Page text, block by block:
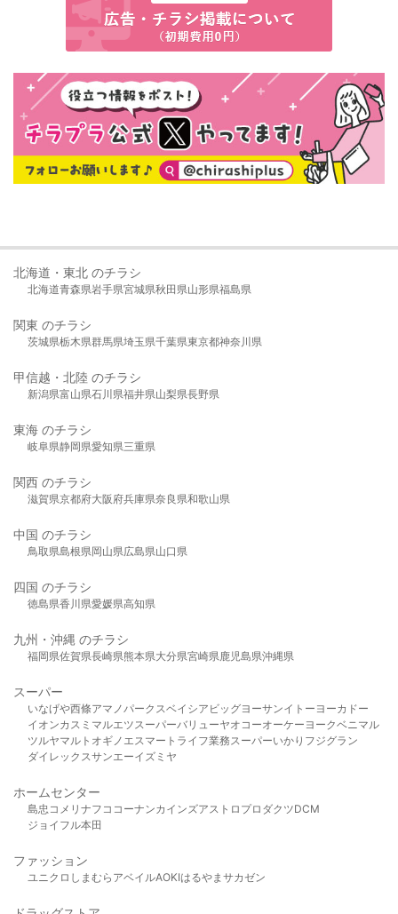
北海道・東北 のチラシ
北海道青森県岩手県宮城県秋田県山形県福島県
関東 のチラシ
茨城県栃木県群馬県埼玉県千葉県東京都神奈川県
甲信越・北陸 のチラシ
新潟県富山県石川県福井県山梨県長野県
東海 のチラシ
岐阜県静岡県愛知県三重県
関西 のチラシ
滋賀県京都府大阪府兵庫県奈良県和歌山県
中国 のチラシ
鳥取県島根県岡山県広島県山口県
四国 のチラシ
徳島県香川県愛媛県高知県
九州・沖縄 のチラシ
福岡県佐賀県長崎県熊本県大分県宮崎県鹿児島県沖縄県
スーパー
いなげや西條アマノパークスベイシア ビッグヨーサンイトーヨーカドー
イオンカスミ マルエツスーパーバリューヤオコーオーケー ヨークベニマル
ツルヤマルト オギノ エスマート ライフ業務スーパーいかり フジグラン
ダイレックスサンエーイズミヤ
ホームセンター
島忠 コメリ ナフコ コーナンカインズアストロプロダクツDCM
ジョイフル本田
ファッション
ユニクロ しまむら アベイルAOKIはるやま サカゼン